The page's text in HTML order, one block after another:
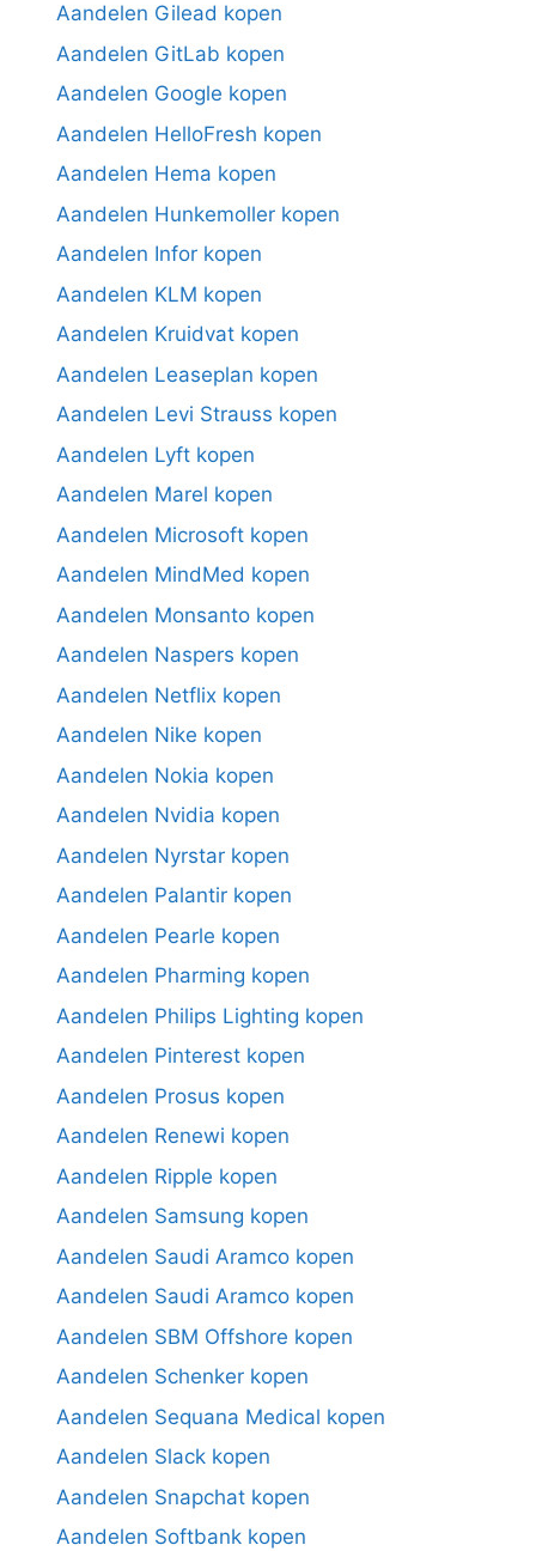
Aandelen Gilead kopen
Aandelen GitLab kopen
Aandelen Google kopen
Aandelen HelloFresh kopen
Aandelen Hema kopen
Aandelen Hunkemoller kopen
Aandelen Infor kopen
Aandelen KLM kopen
Aandelen Kruidvat kopen
Aandelen Leaseplan kopen
Aandelen Levi Strauss kopen
Aandelen Lyft kopen
Aandelen Marel kopen
Aandelen Microsoft kopen
Aandelen MindMed kopen
Aandelen Monsanto kopen
Aandelen Naspers kopen
Aandelen Netflix kopen
Aandelen Nike kopen
Aandelen Nokia kopen
Aandelen Nvidia kopen
Aandelen Nyrstar kopen
Aandelen Palantir kopen
Aandelen Pearle kopen
Aandelen Pharming kopen
Aandelen Philips Lighting kopen
Aandelen Pinterest kopen
Aandelen Prosus kopen
Aandelen Renewi kopen
Aandelen Ripple kopen
Aandelen Samsung kopen
Aandelen Saudi Aramco kopen
Aandelen Saudi Aramco kopen
Aandelen SBM Offshore kopen
Aandelen Schenker kopen
Aandelen Sequana Medical kopen
Aandelen Slack kopen
Aandelen Snapchat kopen
Aandelen Softbank kopen